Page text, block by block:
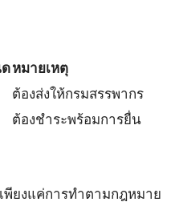
หมายเหตุ
ต้องส่งให้กรมสรรพากร
ต้องชำระพร้อมการยื่น
ยงแค่การทำตามกฎหมาย